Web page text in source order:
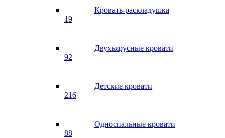
Кровать-раскладушка
19
Двухъярусные кровати
92
Детские кровати
216
Односпальные кровати
88